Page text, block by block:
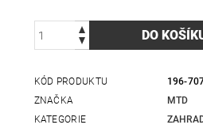
KÓD PRODUKTU
196-
ZNAČKA
MTD
KATEGORIE